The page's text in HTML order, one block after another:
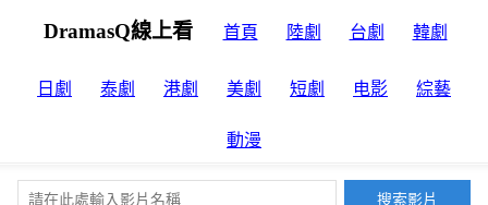
DramasQ線上看 首頁 陸劇 台劇 韓劇
日劇 泰劇 港劇 美劇 短劇 电影 綜藝
動漫